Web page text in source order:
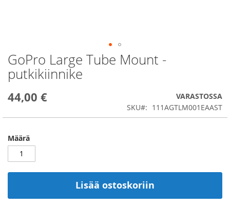
GoPro Large Tube Mount -
putkikiinnike
44,00 €
VARASTOSSA
SKU
111AGTLM001EAAST
Määrä
Lisää ostoskoriin
Skip
to
the
of